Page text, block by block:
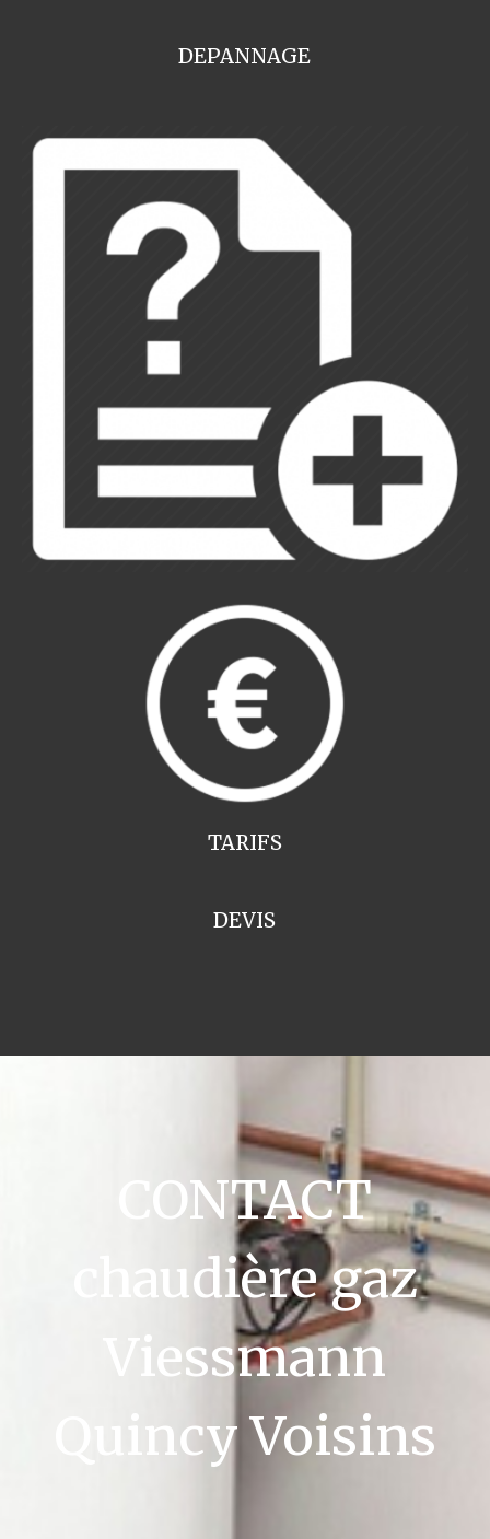
DEPANNAGE
TARIFS
DEVIS
CONTACT
chaudière gaz
Viessmann
Quincy Voisins